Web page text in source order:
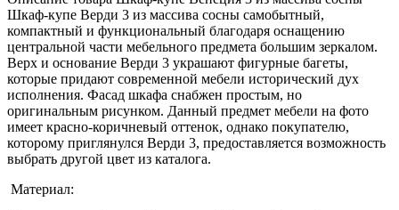
Шкаф-купе Верди 3 из массива сосны самобытный,
компактный и функциональный благодаря оснащению
центральной части мебельного предмета большим зеркалом.
Верх и основание Верди 3 украшают фигурные багеты,
которые придают современной мебели исторический дух
исполнения. Фасад шкафа снабжен простым, но
оригинальным рисунком. Данный предмет мебели на фото
имеет красно-коричневый оттенок, однако покупателю,
которому приглянулся Верди 3, предоставляется возможность
выбрать другой цвет из каталога.
Материал: